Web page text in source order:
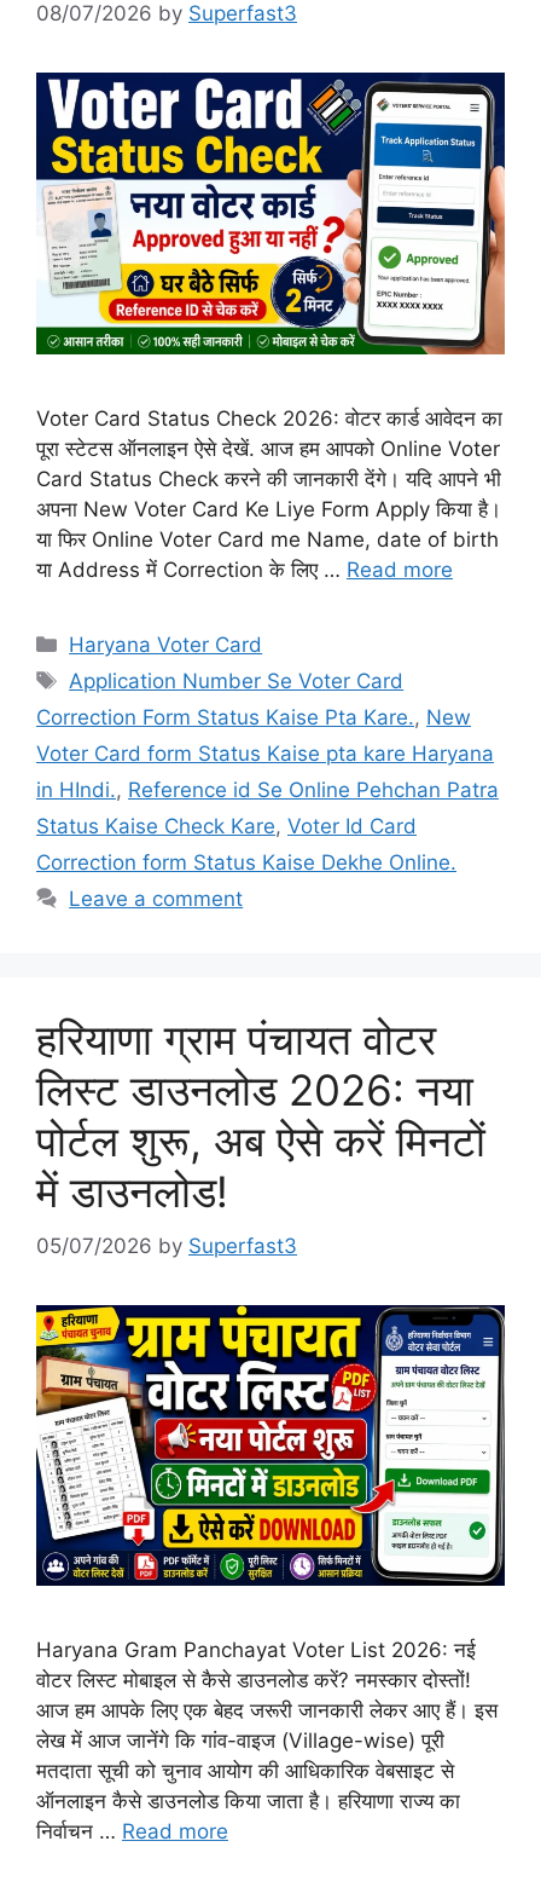
08/07/2026 by Superfast3
Voter Card Status Check 2026: वोटर कार्ड आवेदन का
पूरा स्टेटस ऑनलाइन ऐसे देखें. आज हम आपको Online Voter
Card Status Check करने की जानकारी देंगे। यदि आपने भी
अपना New Voter Card Ke Liye Form Apply किया है।
या फिर Online Voter Card me Name, date of birth
या Address में Correction के लिए … Read more
Categories
Haryana Voter Card
Tags
Application Number Se Voter Card
Correction Form Status Kaise Pta Kare., New
Voter Card form Status Kaise pta kare Haryana
in HIndi., Reference id Se Online Pehchan Patra
Status Kaise Check Kare, Voter Id Card
Correction form Status Kaise Dekhe Online.
Leave a comment
हरियाणा ग्राम पंचायत वोटर
लिस्ट डाउनलोड 2026: नया
पोर्टल शुरू, अब ऐसे करें मिनटों
में डाउनलोड!
05/07/2026 by Superfast3
Haryana Gram Panchayat Voter List 2026: नई
वोटर लिस्ट मोबाइल से कैसे डाउनलोड करें? नमस्कार दोस्तों!
आज हम आपके लिए एक बेहद जरूरी जानकारी लेकर आए हैं। इस
लेख में आज जानेंगे कि गांव-वाइज (Village-wise) पूरी
मतदाता सूची को चुनाव आयोग की आधिकारिक वेबसाइट से
ऑनलाइन कैसे डाउनलोड किया जाता है। हरियाणा राज्य का
निर्वाचन … Read more